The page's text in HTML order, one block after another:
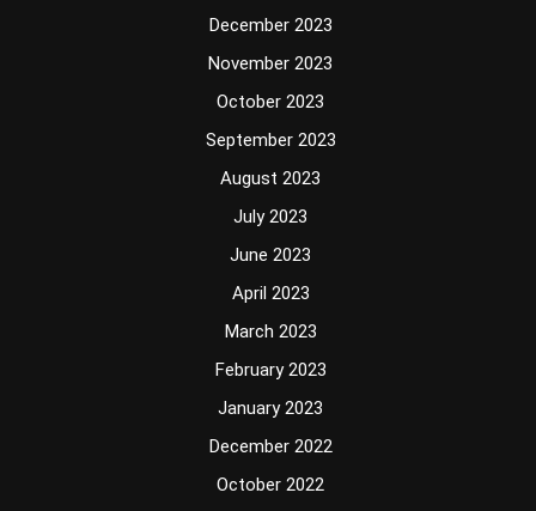
December 2023
November 2023
October 2023
September 2023
August 2023
July 2023
June 2023
April 2023
March 2023
February 2023
January 2023
December 2022
October 2022